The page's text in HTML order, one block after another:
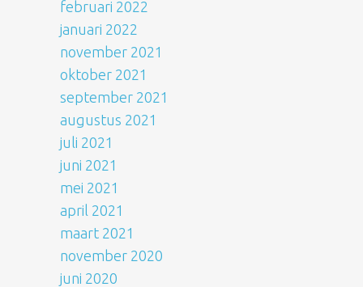
februari 2022
januari 2022
november 2021
oktober 2021
september 2021
augustus 2021
juli 2021
juni 2021
mei 2021
april 2021
maart 2021
november 2020
juni 2020